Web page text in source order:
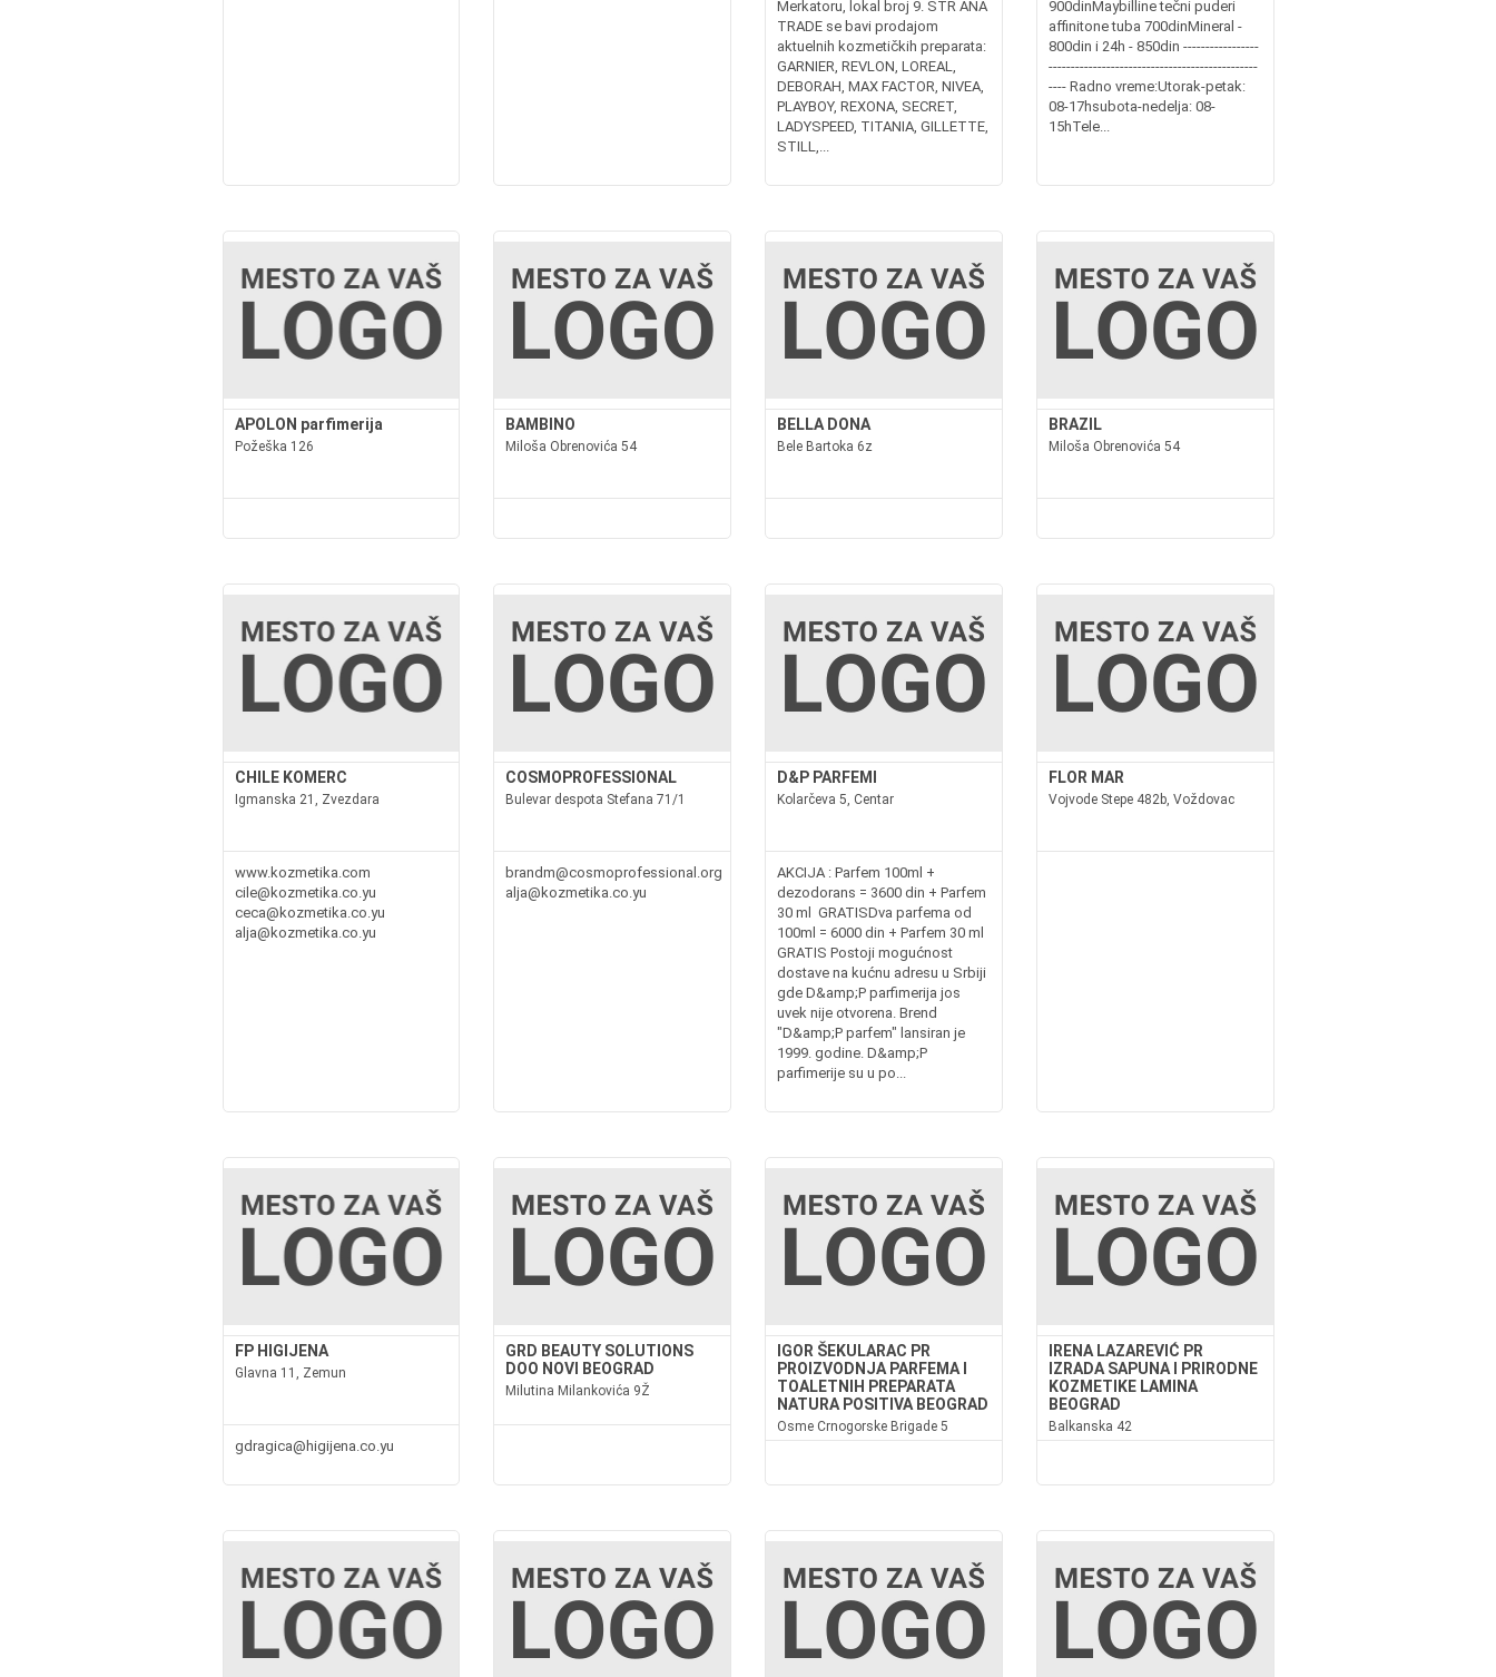
Merkatoru, lokal broj 9. STR ANA
TRADE se bavi prodajom
aktuelnih kozmetičkih preparata:
GARNIER, REVLON, LOREAL,
DEBORAH, MAX FACTOR, NIVEA,
PLAYBOY, REXONA, SECRET,
LADYSPEED, TITANIA, GILLETTE,
STILL,...
900dinMaybilline tečni puderi
affinitone tuba 700dinMineral -
800din i 24h - 850din -----------------
-----------------------------------------------
---- Radno vreme:Utorak-petak:
08-17hsubota-nedelja: 08-
15hTele...
APOLON parfimerija
Požeška 126
BAMBINO
Miloša Obrenovića 54
BELLA DONA
Bele Bartoka 6z
BRAZIL
Miloša Obrenovića 54
CHILE KOMERC
Igmanska 21, Zvezdara
www.kozmetika.com
cile@kozmetika.co.yu
ceca@kozmetika.co.yu
alja@kozmetika.co.yu
COSMOPROFESSIONAL
Bulevar despota Stefana 71/1
brandm@cosmoprofessional.org
alja@kozmetika.co.yu
D&P PARFEMI
Kolarčeva 5, Centar
AKCIJA : Parfem 100ml +
dezodorans = 3600 din + Parfem
30 ml GRATISDva parfema od
100ml = 6000 din + Parfem 30 ml
GRATIS Postoji mogućnost
dostave na kućnu adresu u Srbiji
gde D&amp;P parfimerija jos
uvek nije otvorena. Brend
"D&amp;P parfem" lansiran je
1999. godine. D&amp;P
parfimerije su u po...
FLOR MAR
Vojvode Stepe 482b, Voždovac
FP HIGIJENA
Glavna 11, Zemun
gdragica@higijena.co.yu
GRD BEAUTY SOLUTIONS
DOO NOVI BEOGRAD
Milutina Milankovića 9Ž
IGOR ŠEKULARAC PR
PROIZVODNJA PARFEMA I
TOALETNIH PREPARATA
NATURA POSITIVA BEOGRAD
Osme Crnogorske Brigade 5
IRENA LAZAREVIĆ PR
IZRADA SAPUNA I PRIRODNE
KOZMETIKE LAMINA
BEOGRAD
Balkanska 42